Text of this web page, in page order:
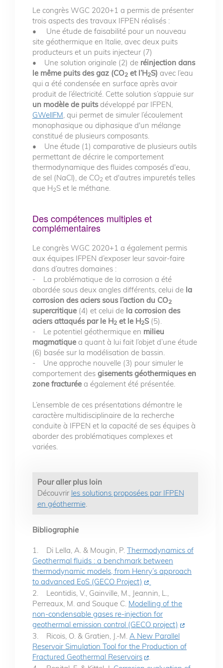
Le congrès WGC 2020+1 a permis de présenter
trois aspects des travaux IFPEN réalisés :
• Une étude de faisabilité pour un nouveau
site géothermique en Italie, avec deux puits
producteurs et un puits injecteur (7)
• Une solution originale (2) de réinjection dans
le même puits des gaz (CO2 et l’H2S) avec l’eau
qui a été condensée en surface après avoir
produit de l’électricité. Cette solution s’appuie sur
un modèle de puitsdéveloppé par IFPEN,
GWellFM , qui permet de simuler l’écoulement
monophasique ou diphasique d'un mélange
constitué de plusieurs composants.
• Une étude (1) comparative de plusieurs outils
permettant de décrire le comportement
thermodynamique des fluides composés d'eau,
de sel (NaCl), de CO2 et d'autres impuretés telles
que H2S et le méthane.
Des compétences multiples et
complémentaires
Le congrès WGC 2020+1 a également permis
aux équipes IFPEN d’exposer leur savoir-faire
dans d’autres domaines :
- La problématique de la corrosion a été
abordée sous deux angles différents, celui de la
corrosion des aciers sous l’action du CO2
supercritique (4) et celui de la corrosion des
aciers attaqués par le H2 et le H2S(5).
- Le potentiel géothermique en milieu
magmatique a quant à lui fait l’objet d’une étude
(6) basée sur la modélisation de bassin.
- Une approche nouvelle (3) pour simuler le
comportement des gisements géothermiques en
zone fracturée a également été présentée.
L’ensemble de ces présentations démontre le
caractère multidisciplinaire de la recherche
conduite à IFPEN et la capacité de ses équipes à
aborder des problématiques complexes et
variées.
Pour aller plus loin
Découvrir les solutions proposées par IFPEN
en géothermie.
Bibliographie
1. Di Lella, A. & Mougin, P. Thermodynamics of
Geothermal fluids : a benchmark between
thermodynamic models, from Henry’s approach
to advanced EoS (GECO Project)
2. Leontidis, V., Gainville, M., Jeannin, L.,
Perreaux, M. and Souque C. Modelling of the
non-condensable gases re-injection for
geothermal emission control (GECO project)
3. Ricois, O. & Gratien, J.-M. A New Parallel
Reservoir Simulation Tool for the Production of
Fractured Geothermal Reservoirs